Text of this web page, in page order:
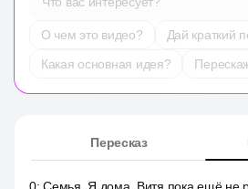
О чем это видео?
Дай краткий
Какая основная идея?
Пересказ